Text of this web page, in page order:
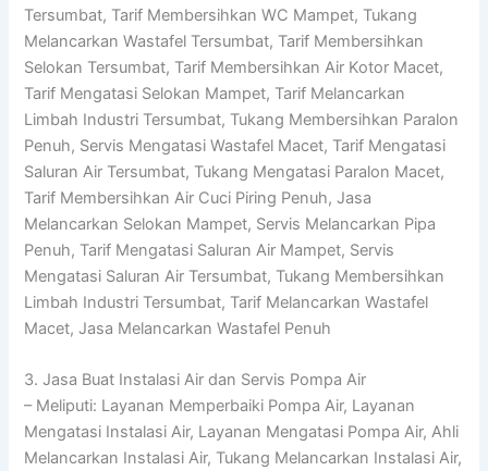
Tersumbat, Tarif Membersihkan WC Mampet, Tukang
Melancarkan Wastafel Tersumbat, Tarif Membersihkan
Selokan Tersumbat, Tarif Membersihkan Air Kotor Macet,
Tarif Mengatasi Selokan Mampet, Tarif Melancarkan
Limbah Industri Tersumbat, Tukang Membersihkan Paralon
Penuh, Servis Mengatasi Wastafel Macet, Tarif Mengatasi
Saluran Air Tersumbat, Tukang Mengatasi Paralon Macet,
Tarif Membersihkan Air Cuci Piring Penuh, Jasa
Melancarkan Selokan Mampet, Servis Melancarkan Pipa
Penuh, Tarif Mengatasi Saluran Air Mampet, Servis
Mengatasi Saluran Air Tersumbat, Tukang Membersihkan
Limbah Industri Tersumbat, Tarif Melancarkan Wastafel
Macet, Jasa Melancarkan Wastafel Penuh
3. Jasa Buat Instalasi Air dan Servis Pompa Air
– Meliputi: Layanan Memperbaiki Pompa Air, Layanan
Mengatasi Instalasi Air, Layanan Mengatasi Pompa Air, Ahli
Melancarkan Instalasi Air, Tukang Melancarkan Instalasi Air,